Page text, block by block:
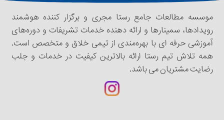
موسسه مطالعات جامع رستا مجری و برگزار کننده هوشمند
رویدادها، سمینار‌‌ها و ارائه دهنده خدمات تشریفات و دوره‌های
آموزشی حرفه ای با بهره‌مندی از تیمی خلاق و متخصص است.
همه تلاش تیم رستا ارائه بالاترین کیفیت در خدمات و جلب
رضایت مشتریان می باشد.